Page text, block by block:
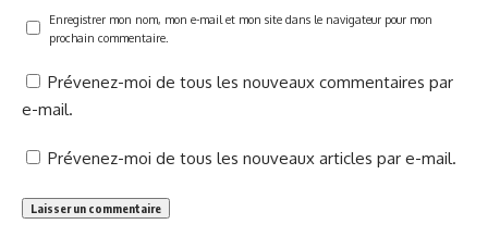
Enregistrer mon nom, mon e-mail et mon site dans le navigateur pour mon
prochain commentaire.
Prévenez-moi de tous les nouveaux commentaires par
e-mail.
Prévenez-moi de tous les nouveaux articles par e-mail.